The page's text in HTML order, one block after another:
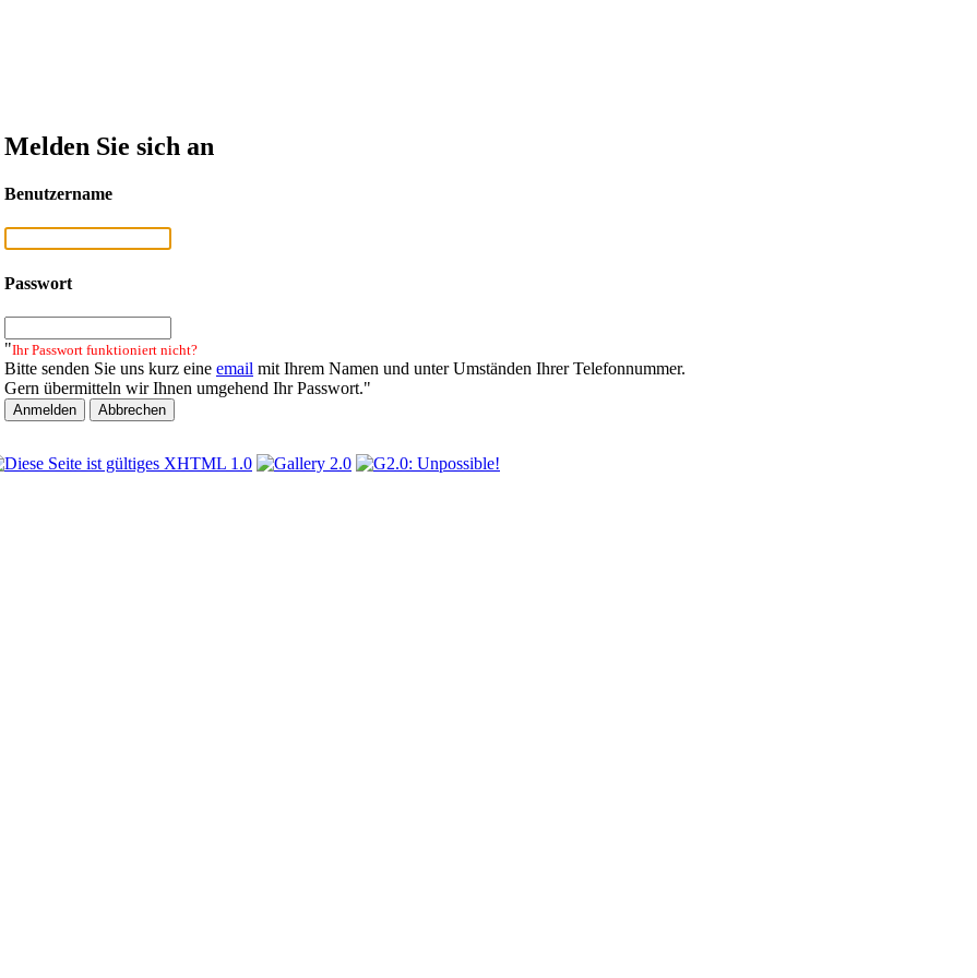
Melden Sie sich an
Benutzername
Passwort
"Ihr Passwort funktioniert nicht?
Bitte senden Sie uns kurz eine email mit Ihrem Namen und unter Umständen Ihrer Telefonnummer.
Gern übermitteln wir Ihnen umgehend Ihr Passwort."